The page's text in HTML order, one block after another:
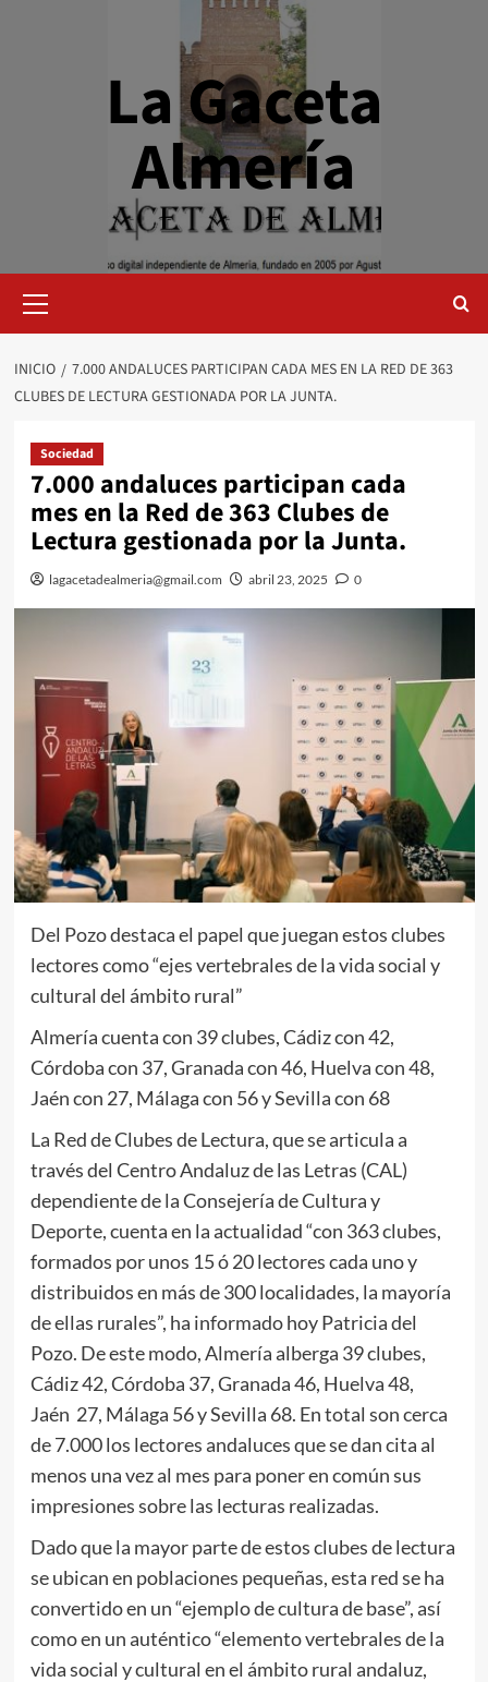
La Gaceta
Almería
primario
INICIO
7.000 ANDALUCES PARTICIPAN CADA MES EN LA RED DE 363
CLUBES DE LECTURA GESTIONADA POR LA JUNTA.
Sociedad
7.000 andaluces participan cada
mes en la Red de 363 Clubes de
Lectura gestionada por la Junta.
lagacetadealmeria@gmail.com abril 23, 2025 0
Del Pozo destaca el papel que juegan estos clubes
lectores como “ejes vertebrales de la vida social y
cultural del ámbito rural”
Almería cuenta con 39 clubes, Cádiz con 42,
Córdoba con 37, Granada con 46, Huelva con 48,
Jaén con 27, Málaga con 56 y Sevilla con 68
La Red de Clubes de Lectura, que se articula a
través del Centro Andaluz de las Letras (CAL)
dependiente de la Consejería de Cultura y
Deporte, cuenta en la actualidad “con 363 clubes,
formados por unos 15 ó 20 lectores cada uno y
distribuidos en más de 300 localidades, la mayoría
de ellas rurales”, ha informado hoy Patricia del
Pozo. De este modo, Almería alberga 39 clubes,
Cádiz 42, Córdoba 37, Granada 46, Huelva 48,
Jaén 27, Málaga 56 y Sevilla 68. En total son cerca
de 7.000 los lectores andaluces que se dan cita al
menos una vez al mes para poner en común sus
impresiones sobre las lecturas realizadas.
Dado que la mayor parte de estos clubes de lectura
se ubican en poblaciones pequeñas, esta red se ha
convertido en un “ejemplo de cultura de base”, así
como en un auténtico “elemento vertebrales de la
vida social y cultural en el ámbito rural andaluz,